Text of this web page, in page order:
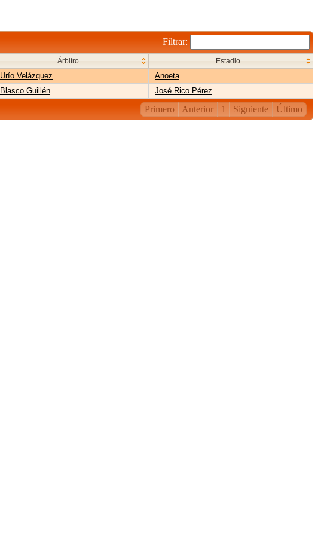
Filtrar:
Árbitro Estadio
Urío Velázquez Anoeta
Blasco Guillén José Rico Pérez
Primero Anterior 1 Siguiente Último